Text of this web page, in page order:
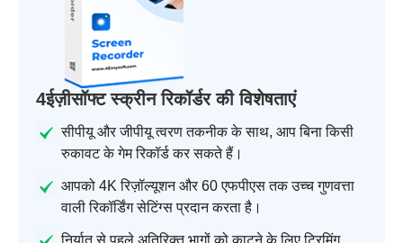
4ईज़ीसॉफ्ट स्क्रीन रिकॉर्डर की विशेषताएं
सीपीयू और जीपीयू त्वरण तकनीक के साथ, आप बिना किसी
रुकावट के गेम रिकॉर्ड कर सकते हैं।
आपको 4K रिज़ॉल्यूशन और 60 एफपीएस तक उच्च गुणवत्ता
वाली रिकॉर्डिंग सेटिंग्स प्रदान करता है।
निर्यात से पहले अतिरिक्त भागों को काटने के लिए ट्रिमिंग